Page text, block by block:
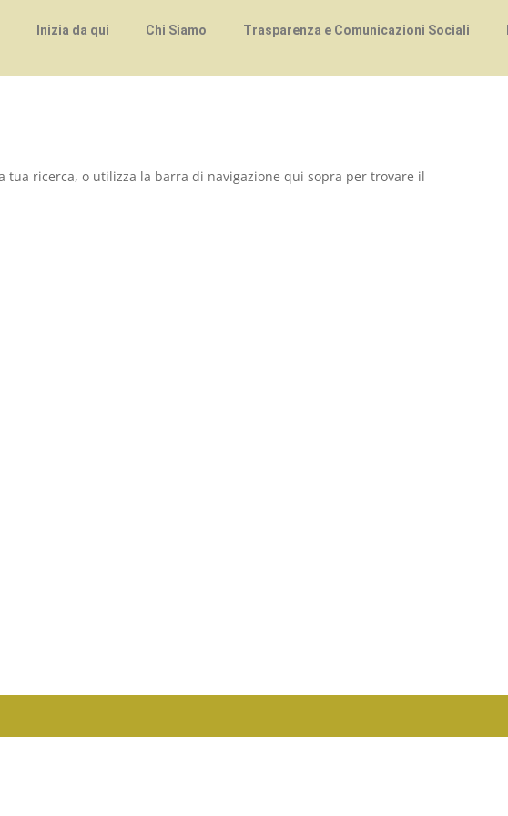
Inizia da qui Chi Siamo Trasparenza e Comunicazioni Sociali
tua ricerca, o utilizza la barra di navigazione qui sopra per trovare il